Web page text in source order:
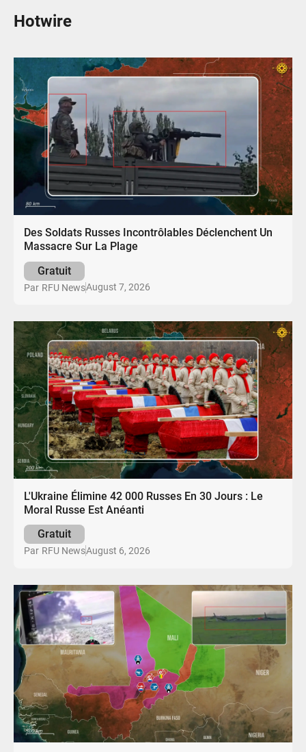
Hotwire
Des Soldats Russes Incontrôlables Déclenchent Un
Massacre Sur La Plage
Gratuit
Par RFU NewsAugust 7, 2026
L'Ukraine Élimine 42 000 Russes En 30 Jours : Le
Moral Russe Est Anéanti
Gratuit
Par RFU NewsAugust 6, 2026